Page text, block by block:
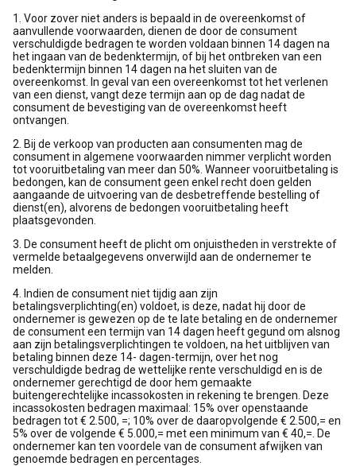
1. Voor zover niet anders is bepaald in de overeenkomst of
aanvullende voorwaarden, dienen de door de consument
verschuldigde bedragen te worden voldaan binnen 14 dagen na
het ingaan van de bedenktermijn, of bij het ontbreken van een
bedenktermijn binnen 14 dagen na het sluiten van de
overeenkomst. In geval van een overeenkomst tot het verlenen
van een dienst, vangt deze termijn aan op de dag nadat de
consument de bevestiging van de overeenkomst heeft
ontvangen.
2. Bij de verkoop van producten aan consumenten mag de
consument in algemene voorwaarden nimmer verplicht worden
tot vooruitbetaling van meer dan 50%. Wanneer vooruitbetaling is
bedongen, kan de consument geen enkel recht doen gelden
aangaande de uitvoering van de desbetreffende bestelling of
dienst(en), alvorens de bedongen vooruitbetaling heeft
plaatsgevonden.
3. De consument heeft de plicht om onjuistheden in verstrekte of
vermelde betaalgegevens onverwijld aan de ondernemer te
melden.
4. Indien de consument niet tijdig aan zijn
betalingsverplichting(en) voldoet, is deze, nadat hij door de
ondernemer is gewezen op de te late betaling en de ondernemer
de consument een termijn van 14 dagen heeft gegund om alsnog
aan zijn betalingsverplichtingen te voldoen, na het uitblijven van
betaling binnen deze 14- dagen-termijn, over het nog
verschuldigde bedrag de wettelijke rente verschuldigd en is de
ondernemer gerechtigd de door hem gemaakte
buitengerechtelijke incassokosten in rekening te brengen. Deze
incassokosten bedragen maximaal: 15% over openstaande
bedragen tot € 2.500, =; 10% over de daaropvolgende € 2.500,= en
5% over de volgende € 5.000,= met een minimum van € 40,=. De
ondernemer kan ten voordele van de consument afwijken van
genoemde bedragen en percentages.